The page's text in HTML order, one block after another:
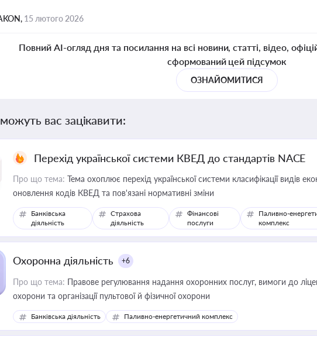
15 лютого 2026
Повний AI-огляд дня та посилання на всі новини, статті, відео,
сформований цей підсумок
ОЗНАЙОМИТИСЯ
вас зацікавити:
Перехід української системи КВЕД до стандартів NACE
Про що тема: Тема охоплює перехід української системи класифікації видів
оновлення кодів КВЕД та пов'язані нормативні зміни
Банківська
діяльність
Страхова
діяльність
Фінансові
послуги
Паливно-
комплекс
Охоронна діяльність +6
Про що тема: Правове регулювання надання охоронних послуг, вимоги до
охорони та організації пультової й фізичної охорони
Банківська діяльність Паливно-енергетичний комплекс